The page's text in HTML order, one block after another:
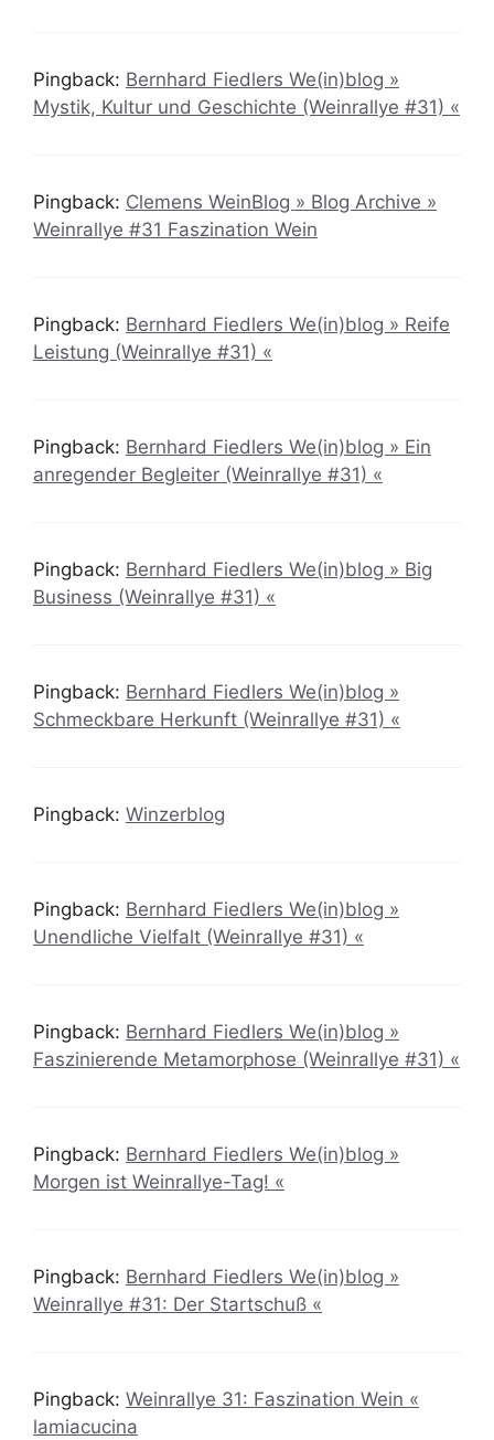
Pingback: Bernhard Fiedlers We(in)blog »
Mystik, Kultur und Geschichte (Weinrallye #31) «
Pingback: Clemens WeinBlog » Blog Archive »
Weinrallye #31 Faszination Wein
Pingback: Bernhard Fiedlers We(in)blog » Reife
Leistung (Weinrallye #31) «
Pingback: Bernhard Fiedlers We(in)blog » Ein
anregender Begleiter (Weinrallye #31) «
Pingback: Bernhard Fiedlers We(in)blog » Big
Business (Weinrallye #31) «
Pingback: Bernhard Fiedlers We(in)blog »
Schmeckbare Herkunft (Weinrallye #31) «
Pingback: Winzerblog
Pingback: Bernhard Fiedlers We(in)blog »
Unendliche Vielfalt (Weinrallye #31) «
Pingback: Bernhard Fiedlers We(in)blog »
Faszinierende Metamorphose (Weinrallye #31) «
Pingback: Bernhard Fiedlers We(in)blog »
Morgen ist Weinrallye-Tag! «
Pingback: Bernhard Fiedlers We(in)blog »
Weinrallye #31: Der Startschuß «
Pingback: Weinrallye 31: Faszination Wein «
lamiacucina